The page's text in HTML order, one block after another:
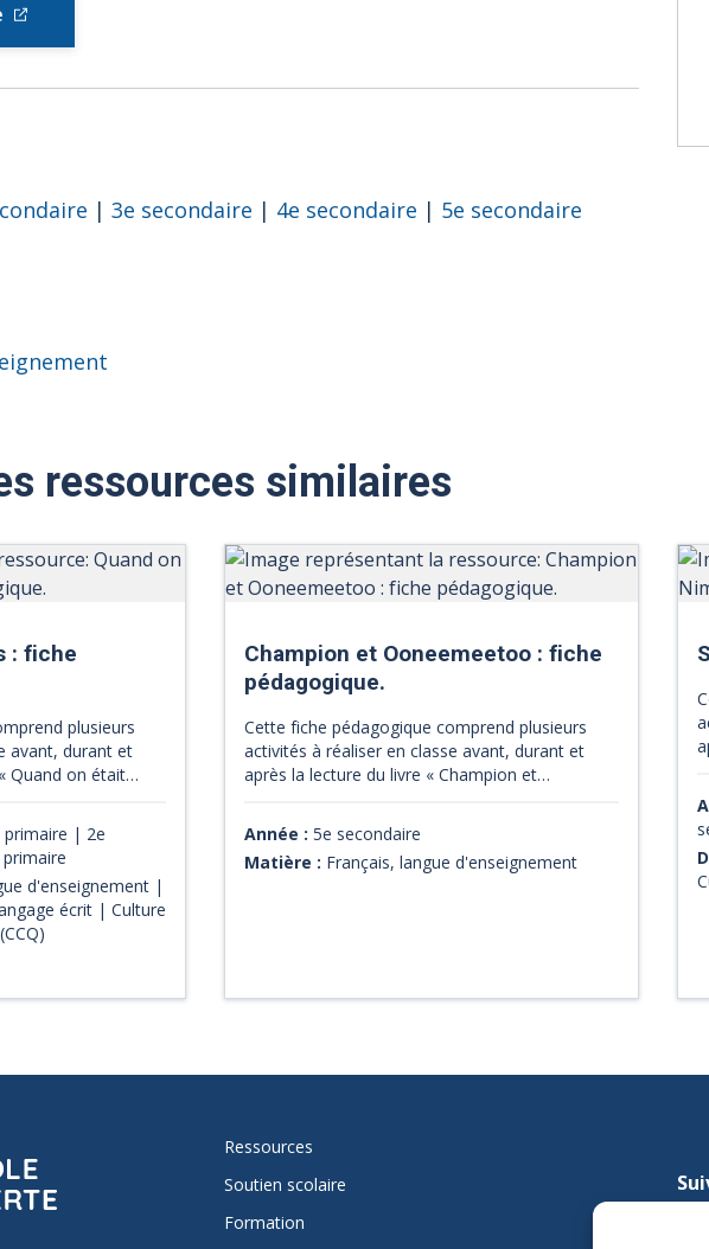
| 3e secondaire | 4e secondaire | 5e secondaire
ressources similaires
: fiche
plusieurs
avant, durant et
Quand on était
primaire | 2e
d'enseignement |
écrit | Culture
Champion et Ooneemeetoo : fiche
pédagogique.
Cette fiche pédagogique comprend plusieurs
activités à réaliser en classe avant, durant et
après la lecture du livre « Champion et
Année : 5e secondaire
Matière : Français, langue d'enseignement
Ressources
Soutien scolaire
Formation